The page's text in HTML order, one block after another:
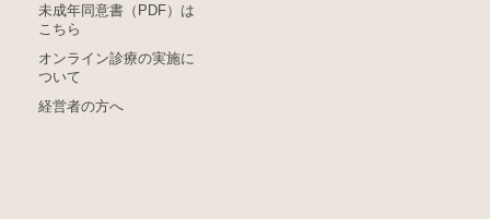
未成年同意書（PDF）は
こちら
オンライン診療の実施に
ついて
経営者の方へ